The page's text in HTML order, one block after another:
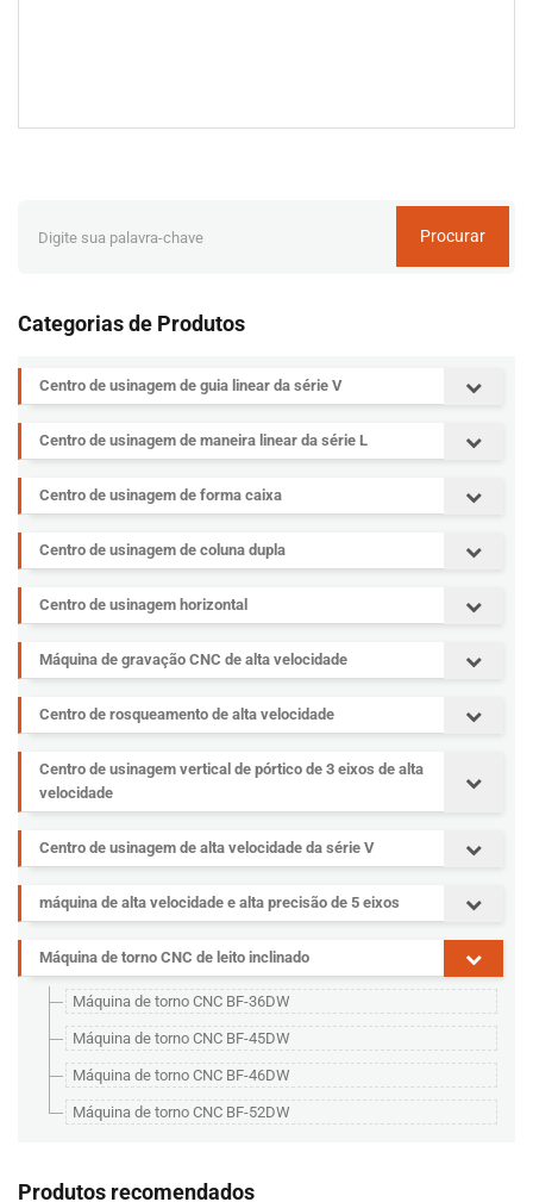
Procurar
Categorias de Produtos
Centro de usinagem de guia linear da série V
Centro de usinagem de maneira linear da série L
Centro de usinagem de forma caixa
Centro de usinagem de coluna dupla
Centro de usinagem horizontal
Máquina de gravação CNC de alta velocidade
Centro de rosqueamento de alta velocidade
Centro de usinagem vertical de pórtico de 3 eixos de alta
velocidade
Centro de usinagem de alta velocidade da série V
máquina de alta velocidade e alta precisão de 5 eixos
Máquina de torno CNC de leito inclinado
Máquina de torno CNC BF-36DW
Máquina de torno CNC BF-45DW
Máquina de torno CNC BF-46DW
Máquina de torno CNC BF-52DW
Produtos recomendados